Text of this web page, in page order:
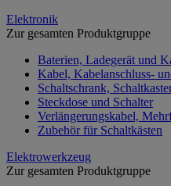
Elektronik
Zur gesamten Produktgruppe
Baterien, Ladegerät und
Kabel, Kabelanschluss-
Schaltschrank,
Steckdose und Schalter
Verlängerungskabel,
Zubehör für Schaltkästen
Elektrowerkzeug
Zur gesamten Produktgruppe